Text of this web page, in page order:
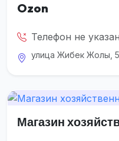
Ozon
Телефон не указан
улица Жибек Жолы,
Магазин